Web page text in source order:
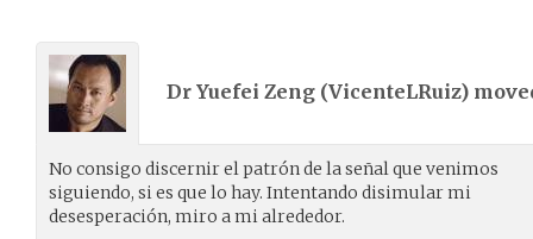
Dr Yuefei Zeng (VicenteLRuiz)
No consigo discernir el patrón de la señal que venimos
siguiendo, si es que lo hay. Intentando disimular mi
desesperación, miro a mi alrededor.